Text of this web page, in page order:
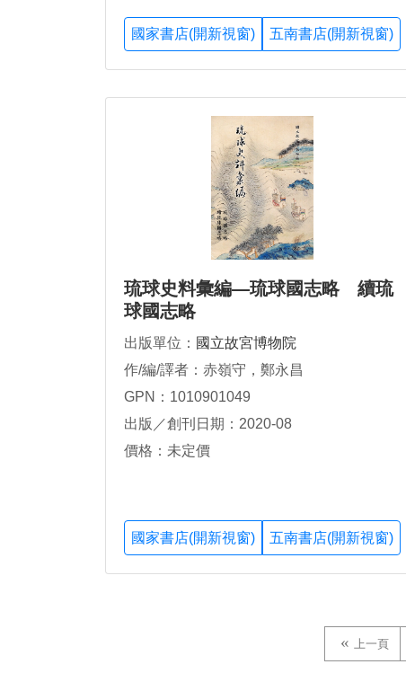
國家書店(開新視窗) 五南書店(開新視窗)
琉球史料彙編—琉球國志略 續琉
球國志略
出版單位： 國立故宮博物院
作/編/譯者：赤嶺守，鄭永昌
GPN：1010901049
出版／創刊日期：2020-08
價格：未定價
國家書店(開新視窗) 五南書店(開新視窗)
上一頁